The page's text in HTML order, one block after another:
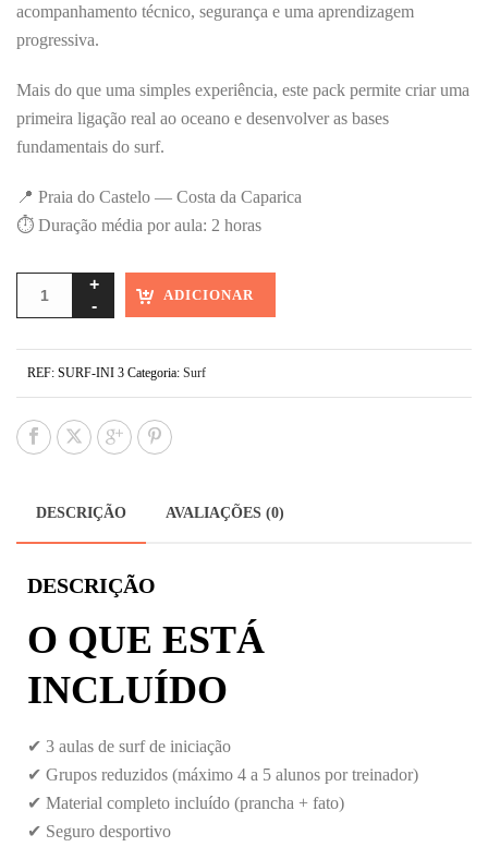
acompanhamento técnico, segurança e uma aprendizagem
progressiva.
Mais do que uma simples experiência, este pack permite criar uma
primeira ligação real ao oceano e desenvolver as bases
fundamentais do surf.
📍 Praia do Castelo — Costa da Caparica
⏱ Duração média por aula: 2 horas
ADICIONAR
REF: SURF-INI 3 Categoria: Surf
DESCRIÇÃO AVALIAÇÕES (0)
DESCRIÇÃO
O QUE ESTÁ
INCLUÍDO
✔ 3 aulas de surf de iniciação
✔ Grupos reduzidos (máximo 4 a 5 alunos por treinador)
✔ Material completo incluído (prancha + fato)
✔ Seguro desportivo